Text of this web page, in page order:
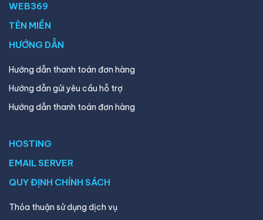
WEB369
TÊN MIỀN
HƯỚNG DẪN
Hướng dẫn thanh toán đơn hàng
Hướng dẫn gửi yêu cầu hỗ trợ
Hướng dẫn thanh toán đơn hàng
HOSTING
EMAIL SERVER
QUY ĐỊNH CHÍNH SÁCH
Thỏa thuận sử dụng dịch vụ